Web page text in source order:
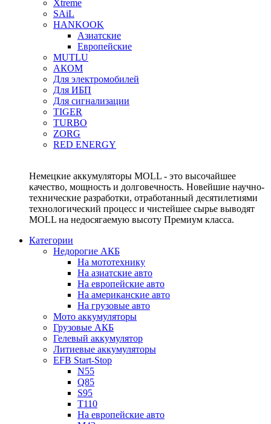
Xtreme
SAiL
HANKOOK
Азиатские
Европейские
MUTLU
АКОМ
Для электромобилей
Для ИБП
Для сигнализации
TIGER
TURBO
ZORG
RED ENERGY
Немецкие аккумуляторы MOLL - это высочайшее
качество, мощность и долговечность. Новейшие научно-
технические разработки, отработанный десятилетиями
технологический процесс и чистейшее сырье выводят
MOLL на недосягаемую высоту Премиум класса.
Категории
Недорогие АКБ
На мототехнику
На азиатские авто
На европейские авто
На американские авто
На грузовые авто
Мото аккумуляторы
Грузовые АКБ
Гелевый аккумулятор
Литиевые аккумуляторы
EFB Start-Stop
N55
Q85
S95
T110
На европейские авто